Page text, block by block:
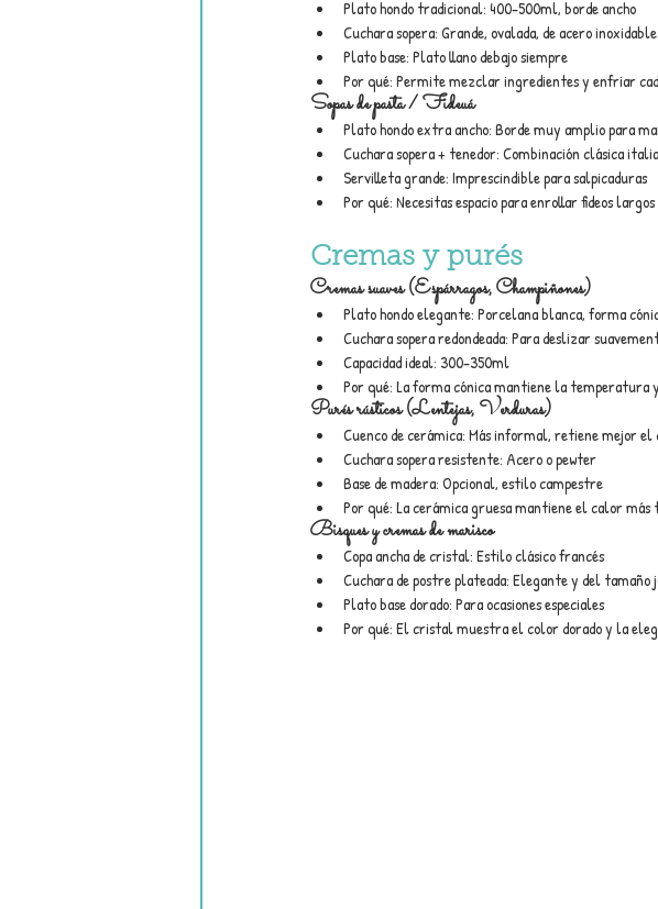
Plato hondo tradicional: 400-500ml, borde ancho
Cuchara sopera: Grande, ovalada, de acero inoxidable
Plato base: Plato llano debajo siempre
Por qué: Permite mezclar ingredientes y enfriar
Sopas de pasta / Fideuá
Plato hondo extra ancho: Borde muy amplio para
Cuchara sopera + tenedor: Combinación clásica
Servilleta grande: Imprescindible para salpicaduras
Por qué: Necesitas espacio para enrollar fideos largos
Cremas y purés
Cremas suaves (Espárragos, Champiñones)
Plato hondo elegante: Porcelana blanca, forma
Cuchara sopera redondeada: Para deslizar
Capacidad ideal: 300-350ml
Por qué: La forma cónica mantiene la
Purés rústicos (Lentejas, Verduras)
Cuenco de cerámica: Más informal, retiene mejor
Cuchara sopera resistente: Acero o pewter
Base de madera: Opcional, estilo campestre
Por qué: La cerámica gruesa mantiene el calor más
Bisques y cremas de marisco
Copa ancha de cristal: Estilo clásico francés
Cuchara de postre plateada: Elegante y del tamaño
Plato base dorado: Para ocasiones especiales
Por qué: El cristal muestra el color dorado y la